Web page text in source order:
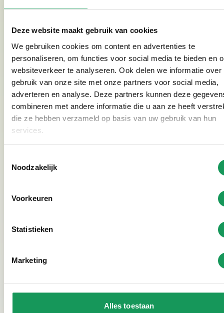
Deze website maakt gebruik van cookies
We gebruiken cookies om content en advertenties te
personaliseren, om functies voor social media te bieden en
websiteverkeer te analyseren. Ook delen we informatie over
gebruik van onze site met onze partners voor social media,
adverteren en analyse. Deze partners kunnen deze
combineren met andere informatie die u aan ze heeft
die ze hebben verzameld op basis van uw gebruik van hun
services.
Noodzakelijk
Voorkeuren
Statistieken
Marketing
Alles toestaan
See photo gallery
Es besteht die Möglichkeit, Sonderfahrräder zu